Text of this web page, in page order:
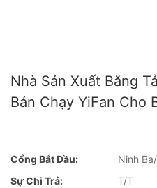
Nhà Sản Xuất Băng
Bán Chạy YiFan Cho
Cổng Bắt Đầu:
Ninh
Sự Chi Trả:
T/T